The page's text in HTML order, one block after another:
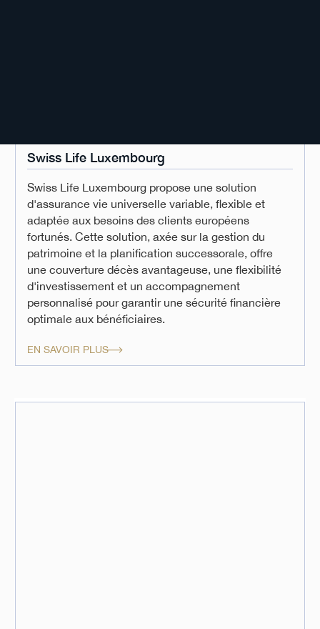
Swiss Life Luxembourg
Swiss Life Luxembourg propose une solution
d'assurance vie universelle variable, flexible et
adaptée aux besoins des clients européens
fortunés. Cette solution, axée sur la gestion du
patrimoine et la planification successorale, offre
une couverture décès avantageuse, une flexibilité
d'investissement et un accompagnement
personnalisé pour garantir une sécurité financière
optimale aux bénéficiaires.
EN SAVOIR PLUS